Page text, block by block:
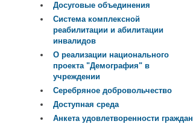
Досуговые объединения
Система комплексной
реабилитации и абилитации
инвалидов
О реализации национального
проекта "Демография" в
учреждении
Серебряное добровольчество
Доступная среда
Анкета удовлетворенности граждан